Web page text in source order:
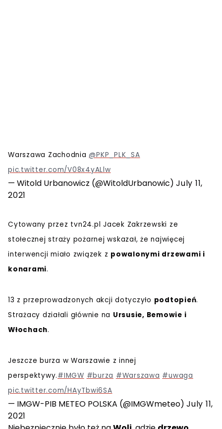
Warszawa Zachodnia@PKP_PLK_SA
pic.twitter.com/V08x4yALlw
— Witold Urbanowicz (@WitoldUrbanowic) July 11,
2021
Cytowany przez tvn24.pl Jacek Zakrzewski ze
stołecznej straży pożarnej wskazał, że najwięcej
interwencji miało związek z powalonymi drzewami i
konarami.
13 z przeprowadzonych akcji dotyczyło podtopień.
Strażacy działali głównie na Ursusie, Bemowie i
Włochach.
Jeszcze burza w Warszawie z innej
perspektywy.#IMGW #burza #Warszawa #uwaga
pic.twitter.com/HAyTbwi6SA
— IMGW-PIB METEO POLSKA (@IMGWmeteo) July 11,
2021